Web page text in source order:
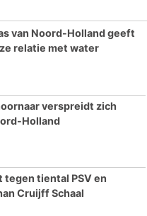
van Noord-Holland geeft
relatie met water
verspreidt zich
Holland
tiental PSV en
Cruijff Schaal